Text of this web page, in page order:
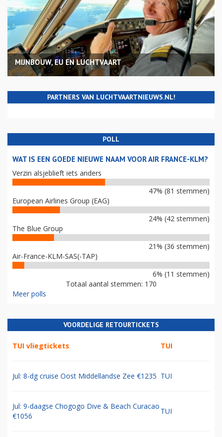
MIJNBOUW, EU EN LUCHTVAART
PARTNERS VAN LUCHTVAARTNIEUWS.NL!
POLL
WAT IS EEN GOEDE NIEUWE NAAM VOOR AIR FRANCE-KLM?
Verzin alsjeblieft iets anders
47% (81 stemmen)
European Airlines Group (EAG)
24% (42 stemmen)
The Blue Group
21% (36 stemmen)
Air-France-KLM-SAS(-TAP)
6% (11 stemmen)
Totaal aantal stemmen: 170
Meer polls
VOORDELIGE RETOURTICKETS
TUI vliegtickets TUI
Jul: 8-dg cruise Oost Middellandse Zee €1235 TUI
Jul: 9-daagse Chogogo Dive & Beach Curacao
€1056
TUI